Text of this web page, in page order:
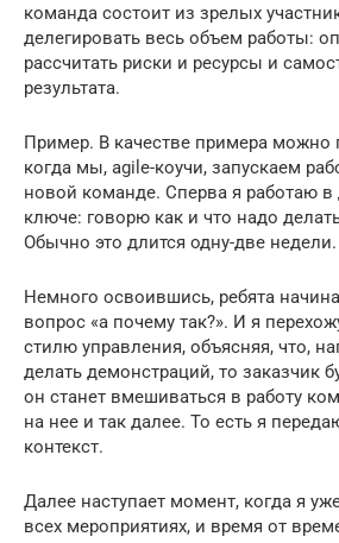
команда состоит из зрелых
делегировать весь объем работы:
рассчитать риски и ресурсы и
результата.
Пример. В качестве примера можно
когда мы, agile-коучи, запускаем
новой команде. Сперва я работаю в
ключе: говорю как и что надо
Обычно это длится одну-две недели.
Немного освоившись, ребята
вопрос «а почему так?». И я
стилю управления, объясняя, что,
делать демонстраций, то заказчик
он станет вмешиваться в работу
на нее и так далее. То есть я
контекст.
Далее наступает момент, когда я
всех мероприятиях, и время от